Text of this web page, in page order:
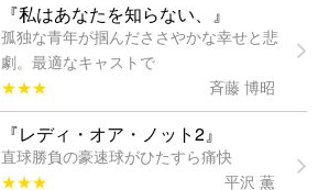
『私はあなたを知らない、』
孤独な青年が掴んだささやかな幸せと悲
劇。最適なキャストで
★★★
斉藤 博昭
『レディ・オア・ノット2』
直球勝負の豪速球がひたすら痛快
★★★
平沢 薫